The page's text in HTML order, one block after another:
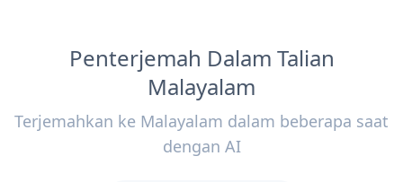
Penterjemah Dalam Talian
Malayalam
Terjemahkan ke Malayalam dalam beberapa saat
dengan AI